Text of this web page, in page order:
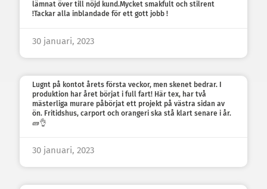
lämnat över till nöjd kund.Mycket smakfult och stilrent
!Tackar alla inblandade för ett gott jobb !
30 januari, 2023
Lugnt på kontot årets första veckor, men skenet bedrar. I
produktion har året börjat i full fart! Här tex, har två
mästerliga murare påbörjat ett projekt på västra sidan av
ön. Fritidshus, carport och orangeri ska stå klart senare i år.
🧱👌
30 januari, 2023